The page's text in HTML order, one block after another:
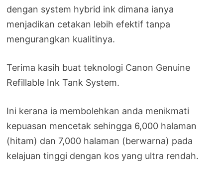
dengan system hybrid ink dimana ianya
menjadikan cetakan lebih efektif tanpa
mengurangkan kualitinya.
Terima kasih buat teknologi Canon Genuine
Refillable Ink Tank System.
Ini kerana ia membolehkan anda menikmati
kepuasan mencetak sehingga 6,000 halaman
(hitam) dan 7,000 halaman (berwarna) pada
kelajuan tinggi dengan kos yang ultra rendah.